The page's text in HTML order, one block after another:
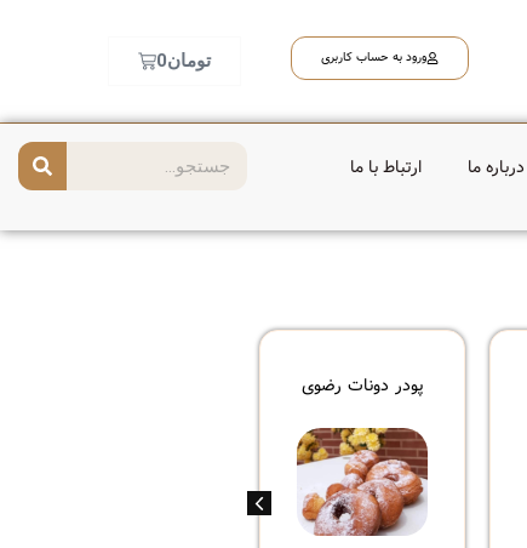
تومان0 ورود به حساب کاربری
درباره ما ارتباط با ما
پودر دونات رضوی